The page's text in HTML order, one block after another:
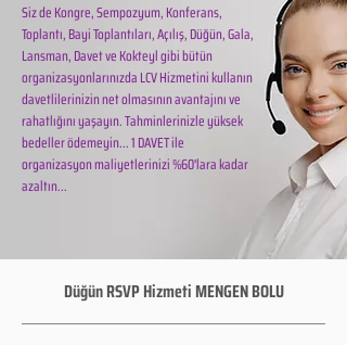
Siz de Kongre, Sempozyum, Konferans,
Toplantı, Bayi Toplantıları, Açılış, Düğün, Gala,
Lansman, Davet ve Kokteyl gibi bütün
organizasyonlarınızda LCV Hizmetini kullanın
davetlilerinizin net olmasının avantajını ve
rahatlığını yaşayın. Tahminlerinizle yüksek
bedeller ödemeyin... 1 DAVET ile
organizasyon maliyetlerinizi %60'lara kadar
azaltın...
Düğün RSVP Hizmeti MENGEN BOLU